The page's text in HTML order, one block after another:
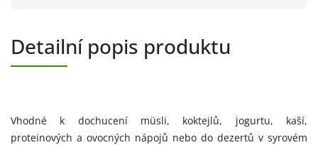
Detailní popis produktu
Vhodné k dochucení müsli, koktejlů, jogurtu, kaší,
proteinových a ovocných nápojů nebo do dezertů v syrovém